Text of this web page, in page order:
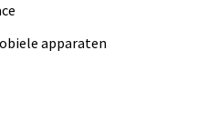
apparaten